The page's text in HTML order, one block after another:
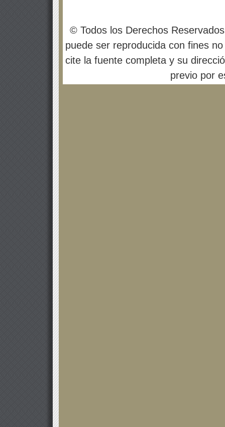
© Todos los Derechos
puede ser reproducida con fines
cite la fuente completa y su
previo por